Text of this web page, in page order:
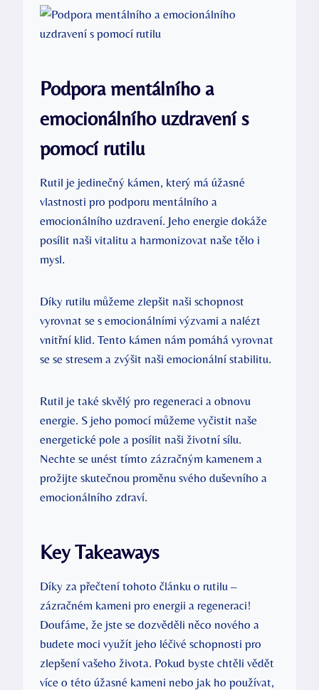
Podpora mentálního a
emocionálního uzdravení s
pomocí rutilu
Rutil je jedinečný kámen, který má úžasné
vlastnosti pro podporu mentálního a
emocionálního uzdravení. Jeho energie dokáže
posílit naši vitalitu a harmonizovat naše tělo i
mysl.
Díky rutilu můžeme zlepšit naši schopnost
vyrovnat se s emocionálními výzvami a nalézt
vnitřní klid. Tento kámen nám pomáhá vyrovnat
se se stresem a zvýšit naši emocionální stabilitu.
Rutil je také skvělý pro regeneraci a obnovu
energie. S jeho pomocí můžeme vyčistit naše
energetické pole a posílit naši životní sílu.
Nechte se unést tímto zázračným kamenem a
prožijte skutečnou proměnu svého duševního a
emocionálního zdraví.
Key Takeaways
Díky za přečtení tohoto článku o rutilu –
zázračném kameni pro energii a regeneraci!
Doufáme, že jste se dozvěděli něco nového a
budete moci využít jeho léčivé schopnosti pro
zlepšení vašeho života. Pokud byste chtěli vědět
více o této úžasné kameni nebo jak ho používat,